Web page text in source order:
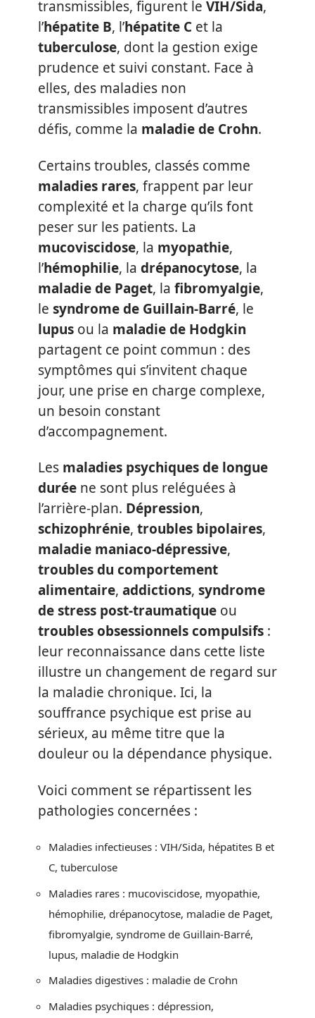
transmissibles, figurent le VIH/Sida,
l’hépatite B, l’hépatite C et la
tuberculose, dont la gestion exige
prudence et suivi constant. Face à
elles, des maladies non
transmissibles imposent d’autres
défis, comme la maladie de Crohn.
Certains troubles, classés comme
maladies rares, frappent par leur
complexité et la charge qu’ils font
peser sur les patients. La
mucoviscidose, la myopathie,
l’hémophilie, la drépanocytose, la
maladie de Paget, la fibromyalgie,
le syndrome de Guillain-Barré, le
lupus ou la maladie de Hodgkin
partagent ce point commun : des
symptômes qui s’invitent chaque
jour, une prise en charge complexe,
un besoin constant
d’accompagnement.
Les maladies psychiques de longue
durée ne sont plus reléguées à
l’arrière-plan. Dépression,
schizophrénie, troubles bipolaires,
maladie maniaco-dépressive,
troubles du comportement
alimentaire, addictions, syndrome
de stress post-traumatique ou
troubles obsessionnels compulsifs :
leur reconnaissance dans cette liste
illustre un changement de regard sur
la maladie chronique. Ici, la
souffrance psychique est prise au
sérieux, au même titre que la
douleur ou la dépendance physique.
Voici comment se répartissent les
pathologies concernées :
Maladies infectieuses : VIH/Sida, hépatites B et
C, tuberculose
Maladies rares : mucoviscidose, myopathie,
hémophilie, drépanocytose, maladie de Paget,
fibromyalgie, syndrome de Guillain-Barré,
lupus, maladie de Hodgkin
Maladies digestives : maladie de Crohn
Maladies psychiques : dépression,